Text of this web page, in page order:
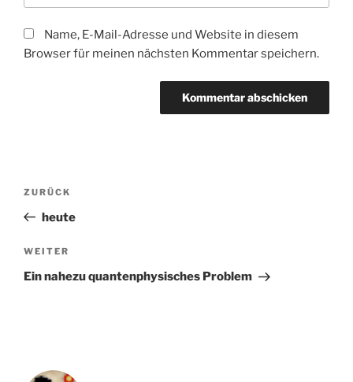
Name, E-Mail-Adresse und Website in diesem
Browser für meinen nächsten Kommentar speichern.
Beitragsnavigation
Vorheriger
Beitrag
ZURÜCK
heute
Nächster
Beitrag
WEITER
Ein nahezu quantenphysisches Problem